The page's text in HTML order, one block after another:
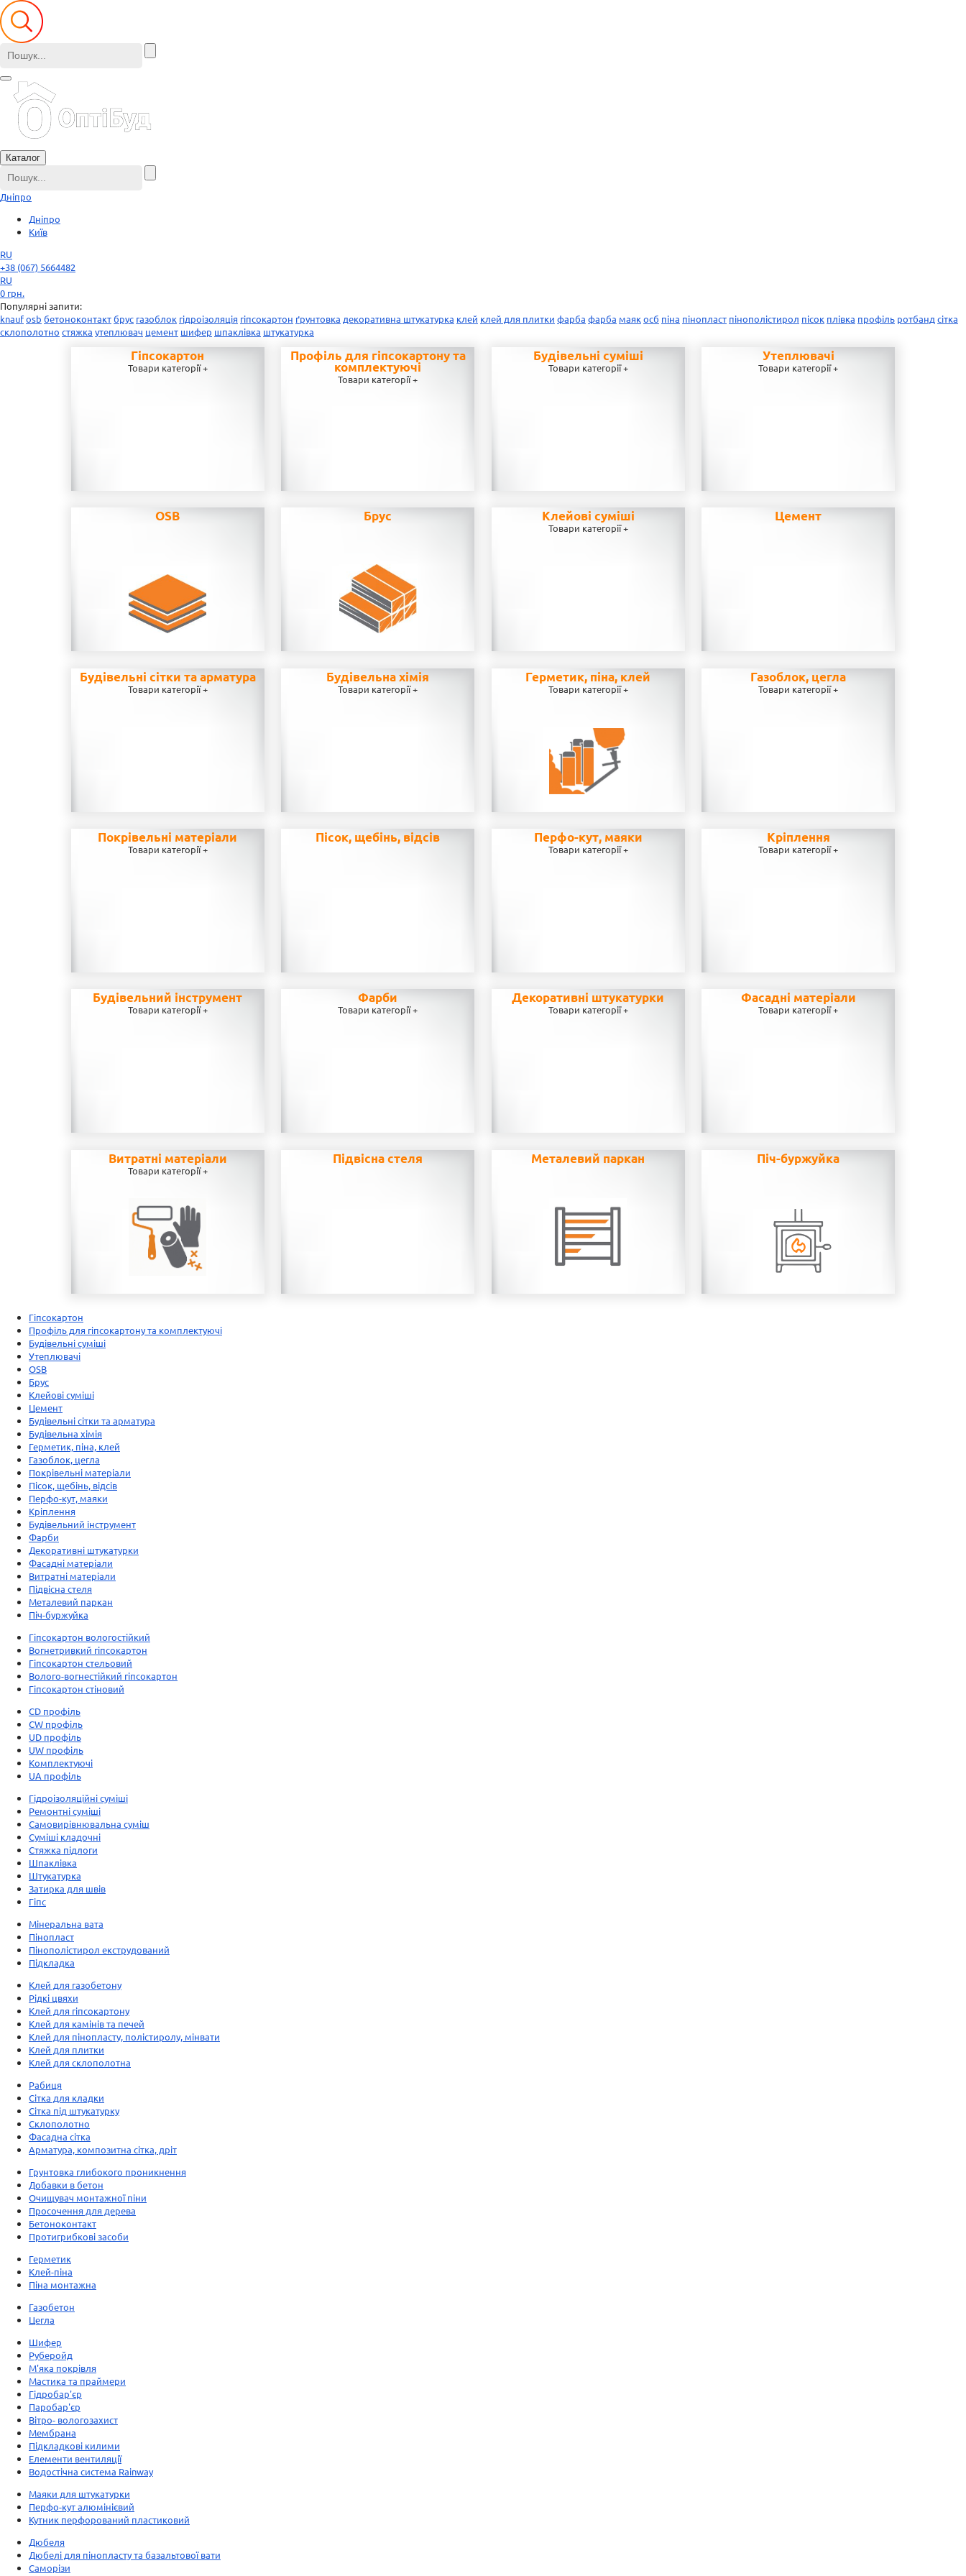
Каталог
Дніпро
Дніпро
Київ
RU
+38 (067) 5664482
RU
0 грн.
Популярні запити:
knaufosb бетоноконтактбрус газоблок гідроізоляція гіпсокартон ґрунтовка декоративна штукатурка клей клей для плитки фарба фарба маякосб піна пінопласт пінополістирол пісок плівка профіль ротбанд сітка
склополотно стяжка утеплювач цемент шифер шпаклівка штукатурка
Гіпсокартон
Товари категорії +
Профіль для гіпсокартону та
комплектуючі
Товари категорії +
Будівельні суміші
Товари категорії +
Утеплювачі
Товари категорії +
OSB Брус Клейові суміші
Товари категорії +
Цемент
Будівельні сітки та арматура
Товари категорії +
Будівельна хімія
Товари категорії +
Герметик, піна, клей
Товари категорії +
Газоблок, цегла
Товари категорії +
Покрівельні матеріали
Товари категорії +
Пісок, щебінь, відсів Перфо-кут, маяки
Товари категорії +
Кріплення
Товари категорії +
Будівельний інструмент
Товари категорії +
Фарби
Товари категорії +
Декоративні штукатурки
Товари категорії +
Фасадні матеріали
Товари категорії +
Витратні матеріали
Товари категорії +
Підвісна стеля Металевий паркан Піч-буржуйка
Гіпсокартон
Профіль для гіпсокартону та комплектуючі
Будівельні суміші
Утеплювачі
OSB
Брус
Клейові суміші
Цемент
Будівельні сітки та арматура
Будівельна хімія
Герметик, піна, клей
Газоблок, цегла
Покрівельні матеріали
Пісок, щебінь, відсів
Перфо-кут, маяки
Кріплення
Будівельний інструмент
Фарби
Декоративні штукатурки
Фасадні матеріали
Витратні матеріали
Підвісна стеля
Металевий паркан
Піч-буржуйка
Гіпсокартон вологостійкий
Вогнетривкий гіпсокартон
Гіпсокартон стельовий
Волого-вогнестійкий гіпсокартон
Гіпсокартон стіновий
CD профіль
CW профіль
UD профіль
UW профіль
Комплектуючі
UA профіль
Гідроізоляційні суміші
Ремонтні суміші
Самовирівнювальна суміш
Суміші кладочні
Стяжка підлоги
Шпаклівка
Штукатурка
Затирка для швів
Гіпс
Мінеральна вата
Пінопласт
Пінополістирол екструдований
Підкладка
Клей для газобетону
Рідкі цвяхи
Клей для гіпсокартону
Клей для камінів та печей
Клей для пінопласту, полістиролу, мінвати
Клей для плитки
Клей для склополотна
Рабиця
Сітка для кладки
Сітка під штукатурку
Склополотно
Фасадна сітка
Арматура, композитна сітка, дріт
Грунтовка глибокого проникнення
Добавки в бетон
Очищувач монтажної піни
Просочення для дерева
Бетоноконтакт
Протигрибкові засоби
Герметик
Клей-піна
Піна монтажна
Газобетон
Цегла
Шифер
Руберойд
М'яка покрівля
Мастика та праймери
Гідробар'єр
Паробар'єр
Вітро- вологозахист
Мембрана
Підкладкові килими
Елементи вентиляції
Водостічна система Rainway
Маяки для штукатурки
Перфо-кут алюмінієвий
Кутник перфорований пластиковий
Дюбеля
Дюбелі для пінопласту та базальтової вати
Саморізи